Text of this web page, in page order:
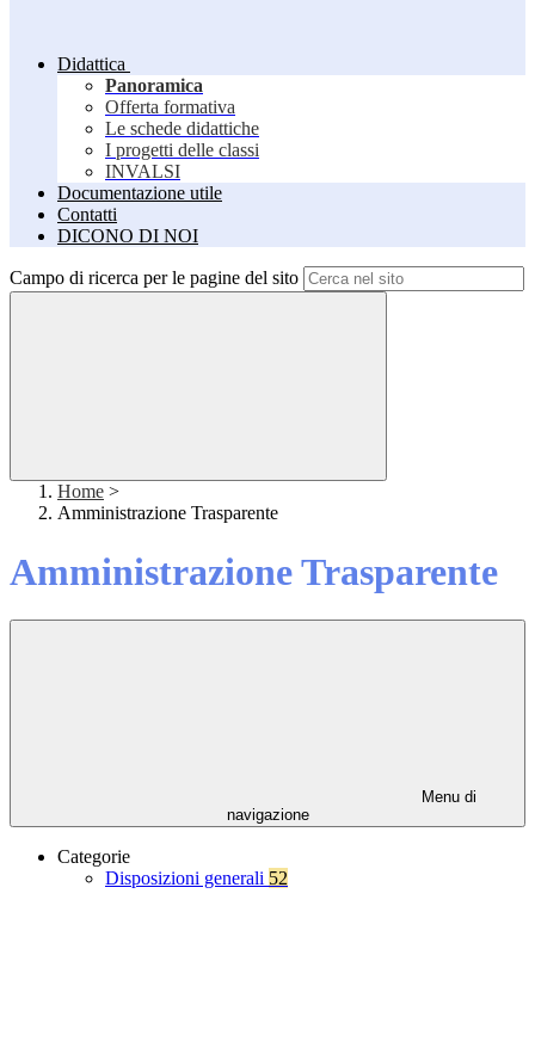
Didattica
Panoramica
Offerta formativa
Le schede didattiche
I progetti delle classi
INVALSI
Documentazione utile
Contatti
DICONO DI NOI
Campo di ricerca per le pagine del sito
Home >
Amministrazione Trasparente
Amministrazione Trasparente
Menu di
navigazione
Categorie
Disposizioni generali 52